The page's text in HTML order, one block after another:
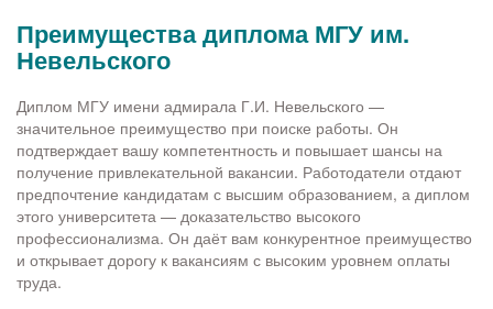
Преимущества диплома МГУ им.
Невельского
Диплом МГУ имени адмирала Г.И. Невельского —
значительное преимущество при поиске работы. Он
подтверждает вашу компетентность и повышает шансы на
получение привлекательной вакансии. Работодатели отдают
предпочтение кандидатам с высшим образованием, а диплом
этого университета — доказательство высокого
профессионализма. Он даёт вам конкурентное преимущество
и открывает дорогу к вакансиям с высоким уровнем оплаты
труда.